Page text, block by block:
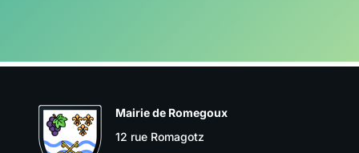
Mairie de Romegoux
12 rue Romagotz